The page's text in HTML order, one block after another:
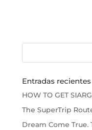
Entradas recientes
HOW TO GET
The SuperTrip
Dream Come True.